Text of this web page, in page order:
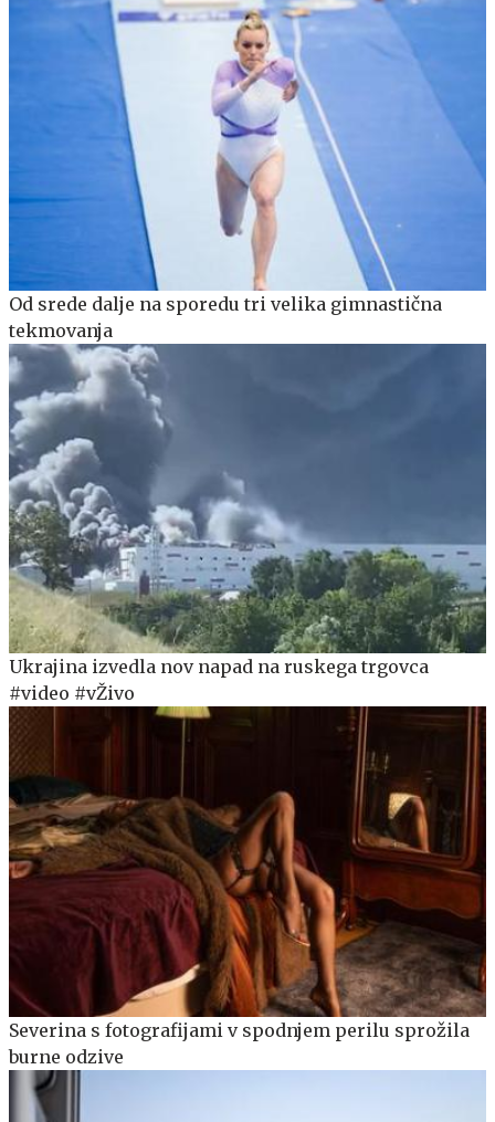
Od srede dalje na sporedu tri velika gimnastična
tekmovanja
Ukrajina izvedla nov napad na ruskega trgovca
#video #vŽivo
Severina s fotografijami v spodnjem perilu sprožila
burne odzive